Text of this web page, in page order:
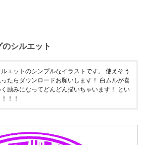
シルエット
エットのシンプルなイラストです。 使えそう
たらダウンロードお願いします！ 白ムルが喜
励みになってどんどん描いちゃいます！ とい
！！